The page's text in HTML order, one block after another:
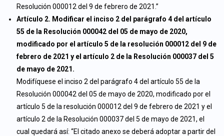
Resolución 000012 del 9 de febrero de 2021.”
Artículo 2. Modificar el inciso 2 del parágrafo 4 del artículo
55 de la Resolución 000042 del 05 de mayo de 2020,
modificado por el artículo 5 de la resolución 000012 del 9 de
febrero de 2021 y el artículo 2 de la Resolución 000037 del 5
de mayo de 2021.
Modifíquese el inciso 2 del parágrafo 4 del artículo 55 de la
Resolución 000042 del 05 de mayo de 2020, modificado por el
artículo 5 de la resolución 000012 del 9 de febrero de 2021 y el
artículo 2 de la Resolución 000037 del 5 de mayo de 2021, el
cual quedará así: “El citado anexo se deberá adoptar a partir del